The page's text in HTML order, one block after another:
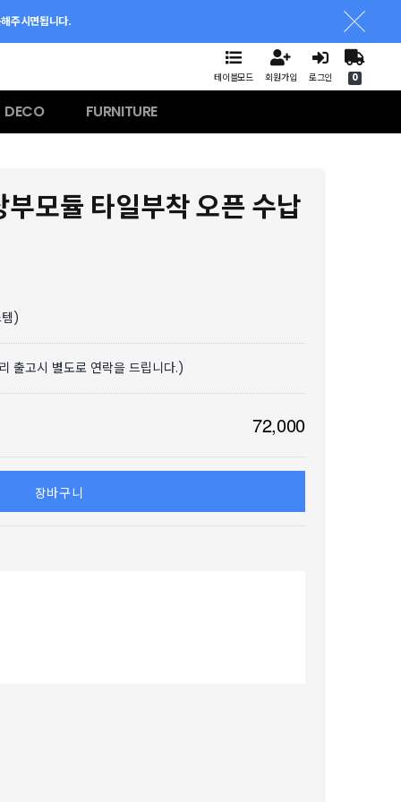
주시면됩니다.
테이블모드 회원가입 로그인 0
DECO FURNITURE
모듈 타일부착 오픈 수납
)
출고시 별도로 연락을 드립니다.)
72,000
장바구니